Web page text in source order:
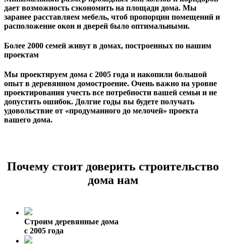
дает возможность сэкономить на площади дома. Мы
заранее расставляем мебель, чтоб пропорции помещений и
расположение окон и дверей было оптимальными.
Более 2000 семей живут в домах, построенных по нашим
проектам
Мы проектируем дома с 2005 года и накопили большой
опыт в деревянном домостроение. Очень важно на уровне
проектирования учесть все потребности вашей семьи и не
допустить ошибок. Долгие годы вы будете получать
удовольствие от «продуманного до мелочей» проекта
вашего дома.
Почему стоит доверить строительство
дома нам
Строим деревянные дома
с 2005 года